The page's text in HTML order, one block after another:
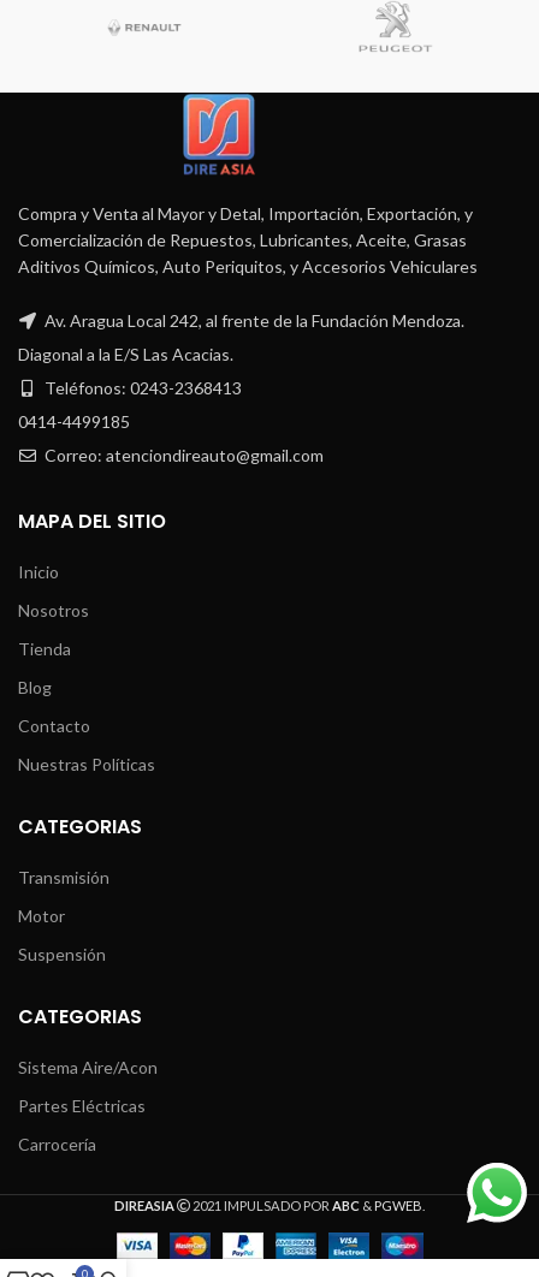
Compra y Venta al Mayor y Detal, Importación, Exportación, y
Comercialización de Repuestos, Lubricantes, Aceite, Grasas
Aditivos Químicos, Auto Periquitos, y Accesorios Vehiculares
Av. Aragua Local 242, al frente de la Fundación Mendoza.
Diagonal a la E/S Las Acacias.
Teléfonos: 0243-2368413
0414-4499185
Correo: atenciondireauto@gmail.com
MAPA DEL SITIO
Inicio
Nosotros
Tienda
Blog
Contacto
Nuestras Políticas
CATEGORIAS
Transmisión
Motor
Suspensión
CATEGORIAS
Sistema Aire/Acon
Partes Eléctricas
Carrocería
DIREASIA 2021 IMPULSADO POR ABC &PGWEB
0